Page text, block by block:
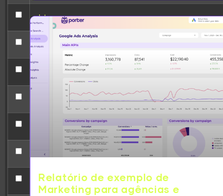
.htaccess
62bd669786c5.php
accesson.php
adman.232.txt
adman.600.txt
adman.716.txt
adman.784.txt
Relatório de exemplo de
Marketing para agências e